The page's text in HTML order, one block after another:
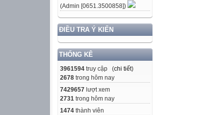
(Admin [0651.3500858])
ĐIỀU TRA Ý KIẾN
THỐNG KÊ
3961594 truy cập (chi tiết)
2678 trong hôm nay
7429657 lượt xem
2731 trong hôm nay
1474 thành viên